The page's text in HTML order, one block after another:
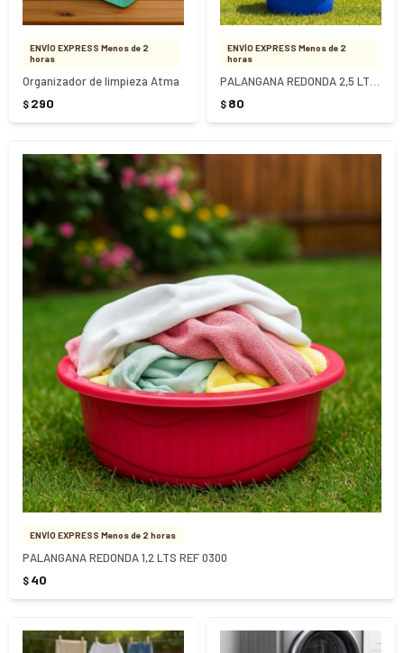
ENVÍO EXPRESS Menos de 2
horas
Organizador de limpieza Atma
$ 290
ENVÍO EXPRESS Menos de 2
horas
$ 80
ENVÍO EXPRESS Menos de 2 horas
PALANGANA REDONDA 1,2 LTS REF 0300
$ 40